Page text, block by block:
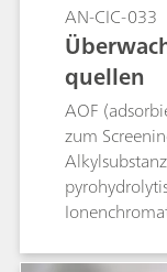
AN-CIC-033
quellen
AOF
zum